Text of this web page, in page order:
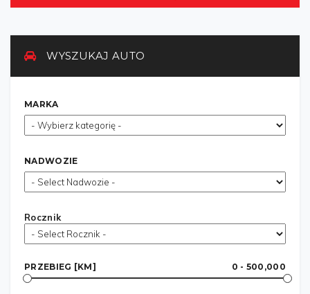
WYSZUKAJ AUTO
MARKA
NADWOZIE
Rocznik
PRZEBIEG [KM] 0 - 500,000